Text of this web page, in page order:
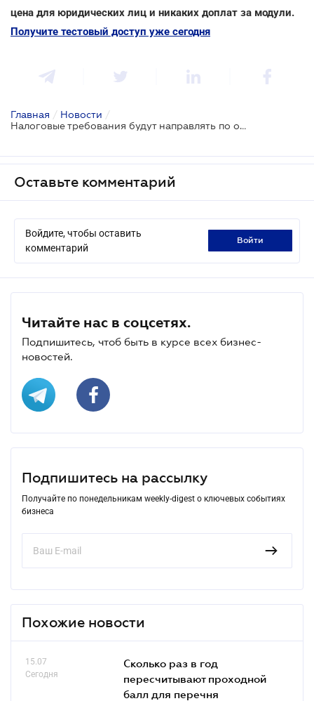
цена для юридических лиц и никаких доплат за модули.
Получите тестовый доступ уже сегодня
Главная / Новости /
Налоговые требования будут направлять по обновленным правилам
Оставьте комментарий
Войдите, чтобы оставить
комментарий
войти
Читайте нас в соцсетях.
Подпишитесь, чтоб быть в курсе всех бизнес-
новостей.
Подпишитесь на рассылку
Получайте по понедельникам weekly-digest о ключевых событиях
бизнеса
Похожие новости
15.07
Сегодня
Сколько раз в год
пересчитывают проходной
балл для перечня